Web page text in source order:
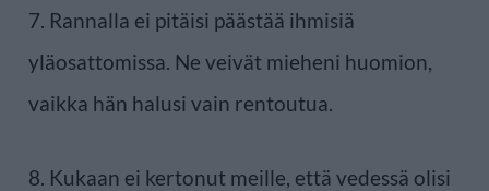
7. Rannalla ei pitäisi päästää ihmisiä
yläosattomissa. Ne veivät mieheni huomion,
vaikka hän halusi vain rentoutua.
8. Kukaan ei kertonut meille, että vedessä olisi